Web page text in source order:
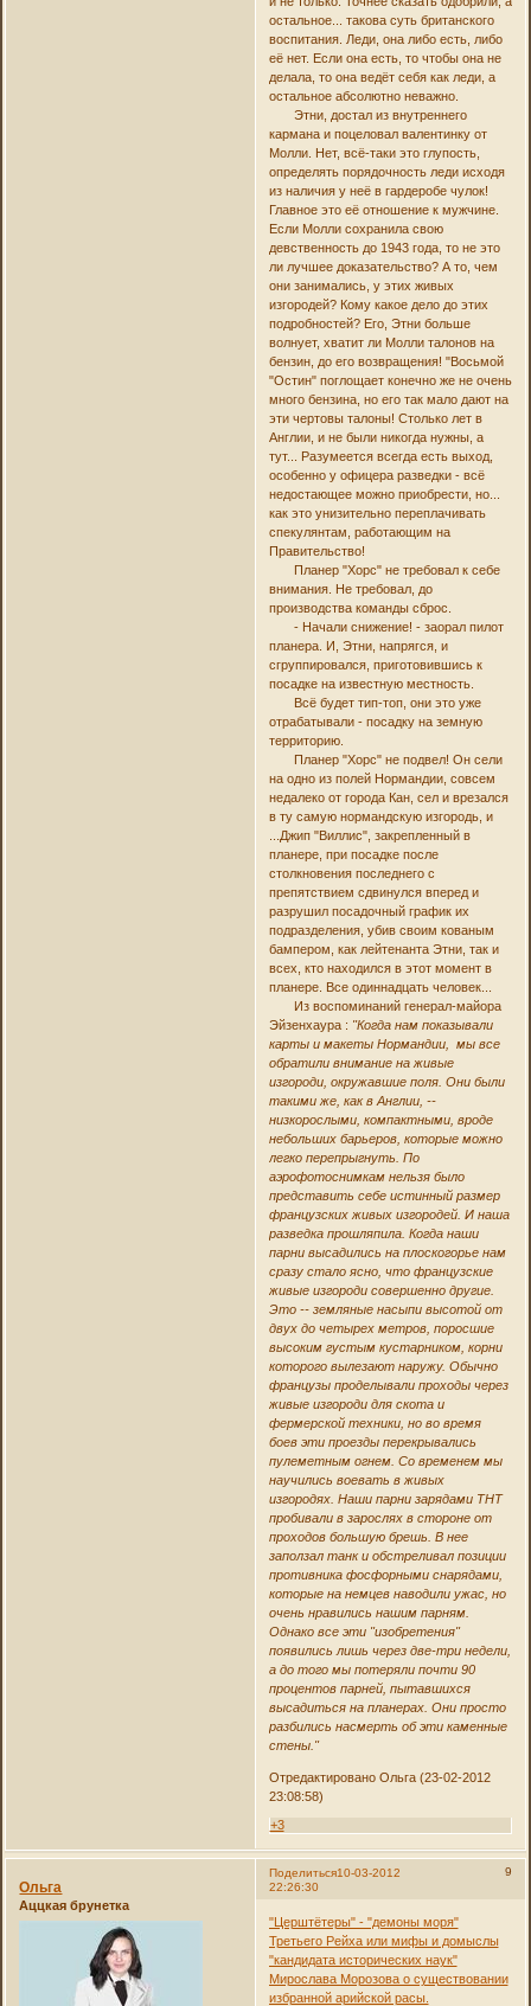
остальное... такова суть британского
воспитания. Леди, она либо есть, либо
её нет. Если она есть, то чтобы она не
делала, то она ведёт себя как леди, а
остальное абсолютно неважно.
Этни, достал из внутреннего
кармана и поцеловал валентинку от
Молли. Нет, всё-таки это глупость,
определять порядочность леди исходя
из наличия у неё в гардеробе чулок!
Главное это её отношение к мужчине.
Если Молли сохранила свою
девственность до 1943 года, то не это
ли лучшее доказательство? А то, чем
они занимались, у этих живых
изгородей? Кому какое дело до этих
подробностей? Его, Этни больше
волнует, хватит ли Молли талонов на
бензин, до его возвращения! "Восьмой
"Остин" поглощает конечно же не очень
много бензина, но его так мало дают на
эти чертовы талоны! Столько лет в
Англии, и не были никогда нужны, а
тут... Разумеется всегда есть выход,
особенно у офицера разведки - всё
недостающее можно приобрести, но...
как это унизительно переплачивать
спекулянтам, работающим на
Правительство!
Планер "Хорс" не требовал к себе
внимания. Не требовал, до
производства команды сброс.
- Начали снижение! - заорал пилот
планера. И, Этни, напрягся, и
сгруппировался, приготовившись к
посадке на известную местность.
Всё будет тип-топ, они это уже
отрабатывали - посадку на земную
территорию.
Планер "Хорс" не подвел! Он сели
на одно из полей Нормандии, совсем
недалеко от города Кан, сел и врезался
в ту самую нормандскую изгородь, и
...Джип "Виллис", закрепленный в
планере, при посадке после
столкновения последнего с
препятствием сдвинулся вперед и
разрушил посадочный график их
подразделения, убив своим кованым
бампером, как лейтенанта Этни, так и
всех, кто находился в этот момент в
планере. Все одиннадцать человек...
Из воспоминаний генерал-майора
Эйзенхаура : "Когда нам показывали
карты и макеты Нормандии, мы все
обратили внимание на живые
изгороди, окружавшие поля. Они были
такими же, как в Англии, --
низкорослыми, компактными, вроде
небольших барьеров, которые можно
легко перепрыгнуть. По
аэрофотоснимкам нельзя было
представить себе истинный размер
французских живых изгородей. И наша
разведка прошляпила. Когда наши
парни высадились на плоскогорье нам
сразу стало ясно, что французские
живые изгороди совершенно другие.
Это -- земляные насыпи высотой от
двух до четырех метров, поросшие
высоким густым кустарником, корни
которого вылезают наружу. Обычно
французы проделывали проходы через
живые изгороди для скота и
фермерской техники, но во время
боев эти проезды перекрывались
пулеметным огнем. Со временем мы
научились воевать в живых
изгородях. Наши парни зарядами ТНТ
пробивали в зарослях в стороне от
проходов большую брешь. В нее
заползал танк и обстреливал позиции
противника фосфорными снарядами,
которые на немцев наводили ужас, но
очень нравились нашим парням.
Однако все эти "изобретения"
появились лишь через две-три недели,
а до того мы потеряли почти 90
процентов парней, пытавшихся
высадиться на планерах. Они просто
разбились насмерть об эти каменные
стены."
Отредактировано Ольга (23-02-2012
23:08:58)
+3
Поделиться 9
10-03-2012
22:26:30
Ольга
Аццкая брунетка
"Церштётеры" - "демоны моря"
Третьего Рейха или мифы и домыслы
"кандидата исторических наук"
Мирослава Морозова о существовании
избранной арийской расы.